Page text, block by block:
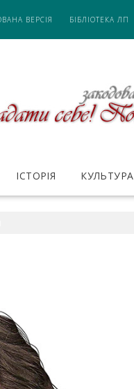
ВЕРСІЯ БІБЛІОТЕКА ЛП
ІСТОРІЯ КУЛЬТУРА